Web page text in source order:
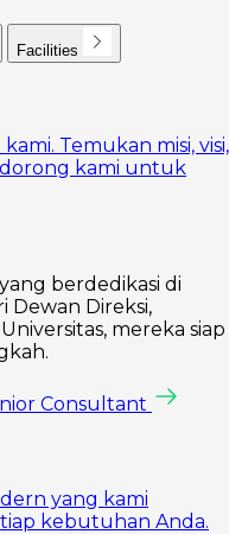
Facilities
Temukan misi, visi,
kami untuk
berdedikasi di
Dewan Direksi,
mereka siap
Consultant
yang kami
kebutuhan Anda.